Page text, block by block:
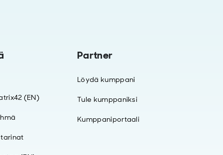
(EN)
Partner
Löydä kumppani
Tule kumppaniksi
Kumppaniportaali